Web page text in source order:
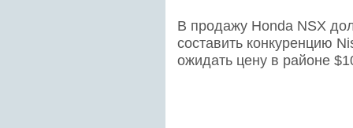
В продажу Honda NSX
составить конкуренцию
ожидать цену в районе